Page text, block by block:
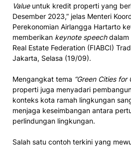
Valueuntuk kredit properti yang
Desember 2023,” jelas Menteri
Perekonomian Airlangga Hartarto
memberikan keynote speechdalam
Real Estate Federation (FIABCI)
Jakarta, Selasa (19/09).
Mengangkat tema “Green Cities for
properti juga menyadari
konteks kota ramah lingkungan
menjaga keseimbangan antara
perlindungan lingkungan.
Salah satu contoh terkini yang